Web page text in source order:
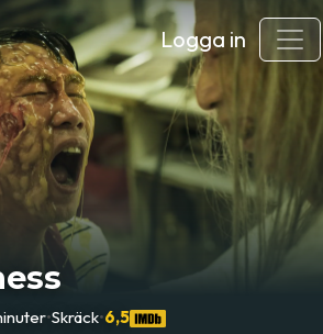
Logga in
•Skräck•6,5